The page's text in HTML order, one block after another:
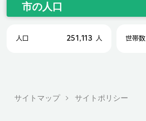
市の人口
人口 251,113 人 世帯数
サイトマップ サイトポリシー